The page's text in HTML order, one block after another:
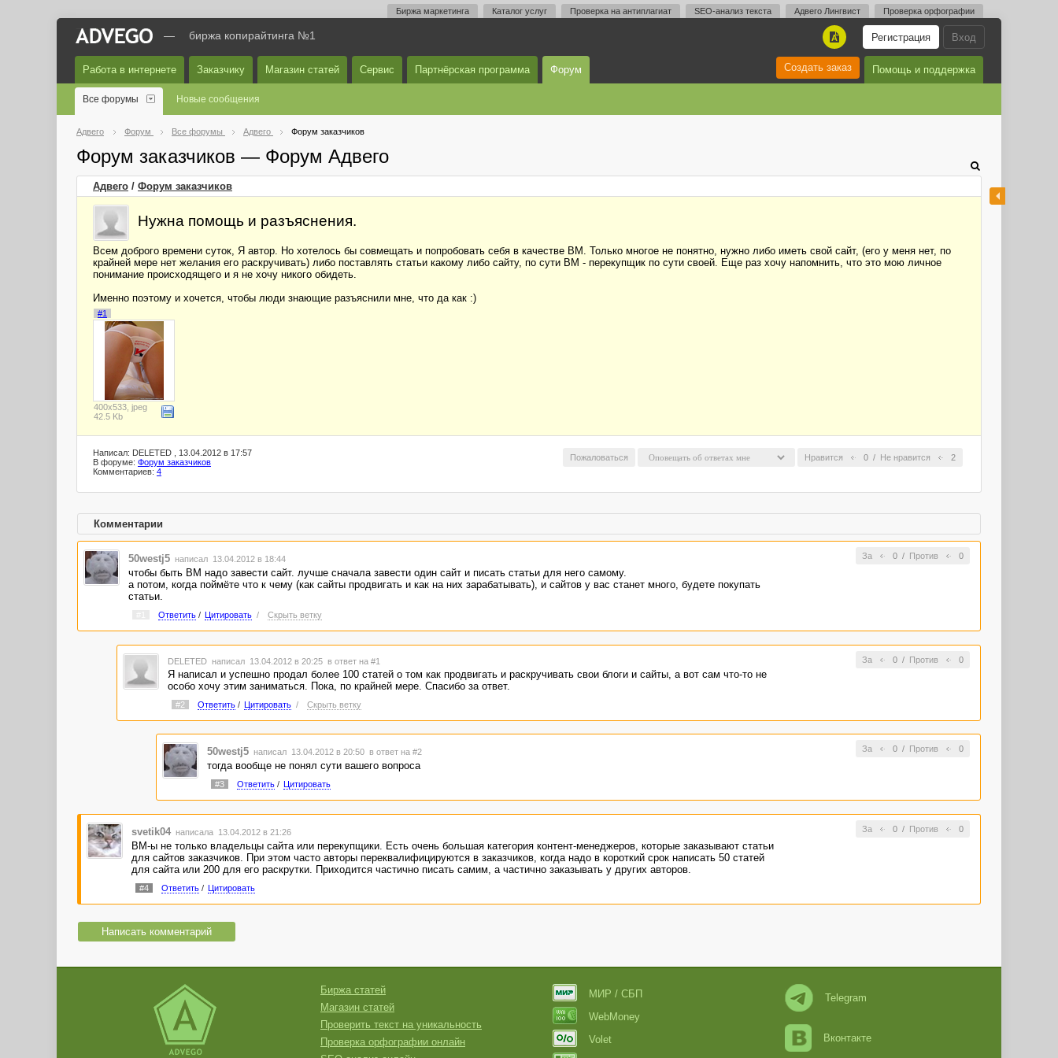
Биржа маркетинга Каталог услуг Проверка на антиплагиат SEO-анализ текста Адвего Лингвист Проверка орфографии
Вход
Регистрация
A
— биржа копирайтинга №1
Работа в интернете Заказчику Магазин статей Сервис Партнёрская программа Форум Помощь и поддержка
Создать заказ
Все форумы Новые сообщения
Адвего Форум Все форумы Адвего Форум заказчиков
Форум заказчиков — Форум Адвего
Адвего / Форум заказчиков
Нужна помощь и разъяснения.
Всем доброго времени суток, Я автор. Но хотелось бы совмещать и попробовать себя в качестве ВМ. Только многое не понятно, нужно либо иметь свой сайт, (его у меня нет, по
крайней мере нет желания его раскручивать) либо поставлять статьи какому либо сайту, по сути ВМ - перекупщик по сути своей. Еще раз хочу напомнить, что это мою личное
понимание происходящего и я не хочу никого обидеть.
Именно поэтому и хочется, чтобы люди знающие разъяснили мне, что да как :)
#1
400x533, jpeg
42.5 Kb
Нравится 0 / Не нравится 2
Пожаловаться
Написал: DELETED , 13.04.2012 в 17:57
В форуме: Форум заказчиков
Комментариев: 4
Комментарии
За 0/ Против 0
50westj5 написал 13.04.2012 в 18:44
чтобы быть ВМ надо завести сайт. лучше сначала завести один сайт и писать статьи для него самому.
а потом, когда поймёте что к чему (как сайты продвигать и как на них зарабатывать), и сайтов у вас станет много, будете покупать
статьи.
Ответить/ Цитировать / Скрыть ветку
За 0/ Против 0
DELETED написал 13.04.2012 в 20:25 в ответ на #1
Я написал и успешно продал более 100 статей о том как продвигать и раскручивать свои блоги и сайты, а вот сам что-то не
особо хочу этим заниматься. Пока, по крайней мере. Спасибо за ответ.
#2 Ответить/ Цитировать / Скрыть ветку
За 0/ Против 0
50westj5 написал 13.04.2012 в 20:50 в ответ на #2
тогда вообще не понял сути вашего вопроса
#3 Ответить/ Цитировать
За 0/ Против 0
svetik04 написала 13.04.2012 в 21:26
ВМ-ы не только владельцы сайта или перекупщики. Есть очень большая категория контент-менеджеров, которые заказывают статьи
для сайтов заказчиков. При этом часто авторы переквалифицируются в заказчиков, когда надо в короткий срок написать 50 статей
для сайта или 200 для его раскрутки. Приходится частично писать самим, а частично заказывать у других авторов.
#4 Ответить/ Цитировать
Написать комментарий
Биржа статей
Магазин статей
Проверить текст на уникальность
Проверка орфографии онлайн
МИР / СБП
WebMoney
Volet
Telegram
Вконтакте